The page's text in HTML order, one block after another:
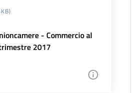
- Commercio al
2017